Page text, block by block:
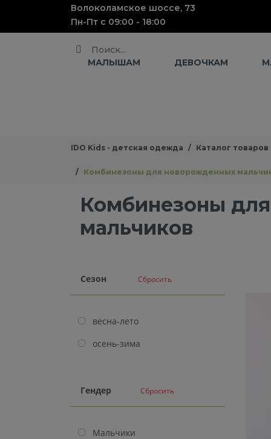
Волоколамское шоссе, 73
Пн-Пт с 09:00 - 18:00
Поиск
МАЛЫШАМ
ДЕВОЧКАМ
IDO Kids - детская одежда Каталог товаров
Комбинезоны для новорожденных
Комбинезоны
мальчиков
Cезон Сбросить
весна-лето
осень-зима
Гендер Сбросить
Мальчики